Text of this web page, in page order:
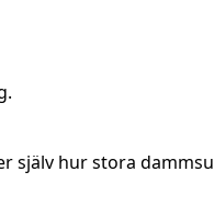
hur stora